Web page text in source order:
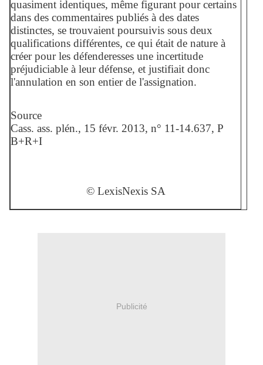
quasiment identiques, même figurant pour certains
dans des commentaires publiés à des dates
distinctes, se trouvaient poursuivis sous deux
qualifications différentes, ce qui était de nature à
créer pour les défenderesses une incertitude
préjudiciable à leur défense, et justifiait donc
l'annulation en son entier de l'assignation.
Source
Cass. ass. plén., 15 févr. 2013, n° 11-14.637, P
B+R+I
© LexisNexis SA
Publicité